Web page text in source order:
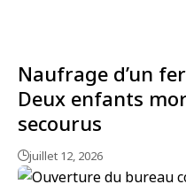
Naufrage d’un
Deux enfants
secourus
juillet 12, 2026